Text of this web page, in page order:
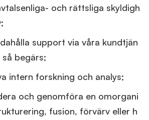
och rättsliga skyldigh
support via våra kundtjän
begärs;
intern forskning och analys;
och genomföra en omorgani
fusion, förvärv eller h